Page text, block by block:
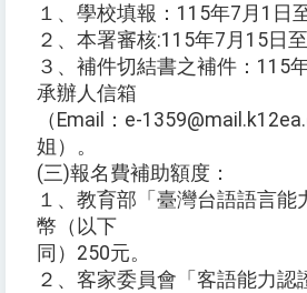
１、學校填報：115年7月1日
２、本署審核:115年7月15日
３、補件切結書之補件：115
承辦人信箱
（Email：e-
姐）。
(三)報名費補助額度：
１、教育部「臺灣台語語言能
幣（以下
同）250元。
２、客家委員會「客語能力認